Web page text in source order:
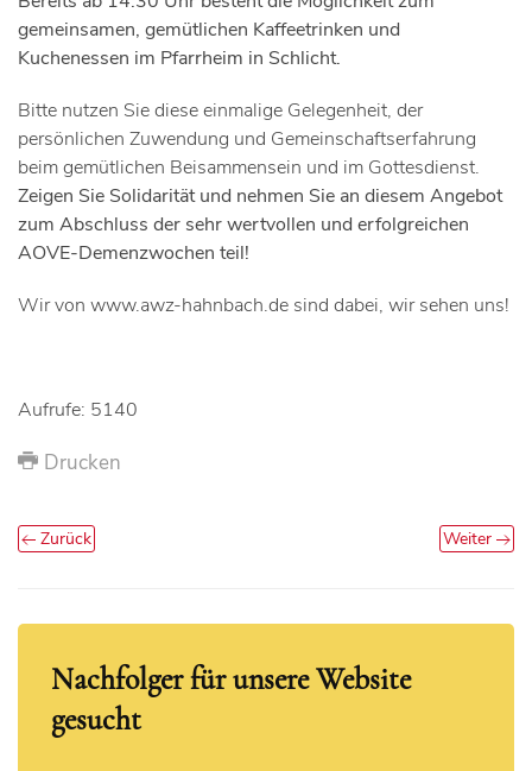
gemeinsamen, gemütlichen Kaffeetrinken und
Kuchenessen im Pfarrheim in Schlicht.
Bitte nutzen Sie diese einmalige Gelegenheit, der
persönlichen Zuwendung und Gemeinschaftserfahrung
beim gemütlichen Beisammensein und im Gottesdienst.
Zeigen Sie Solidarität und nehmen Sie an diesem Angebot
zum Abschluss der sehr wertvollen und erfolgreichen
AOVE-Demenzwochen teil!
Wir von www.awz-hahnbach.de sind dabei, wir sehen uns!
Aufrufe: 5140
Drucken
Zurück Weiter
Nachfolger für unsere Website
gesucht